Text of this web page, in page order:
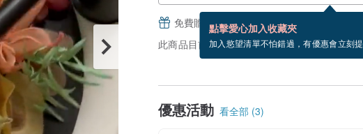
點擊愛心加入收藏夾
加入慾望清單不怕錯過，有優惠會立刻提
免費贈送電子賀卡，結帳完成後填寫
此商品目前沒現貨，你可以按「我要排隊」
優惠活動 看全部 (3)